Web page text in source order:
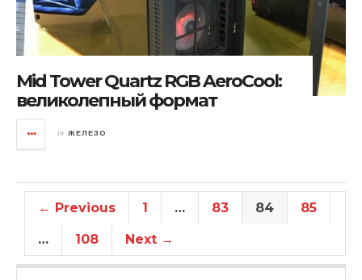
Mid Tower Quartz RGB AeroCool:
великолепный формат
in ЖЕЛЕЗО
← Previous 1 … 83 84 85
… 108 Next →